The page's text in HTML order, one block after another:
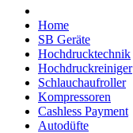
Home
SB Geräte
Hochdrucktechnik
Hochdruckreiniger
Schlauchaufroller
Kompressoren
Cashless Payment
Autodüfte